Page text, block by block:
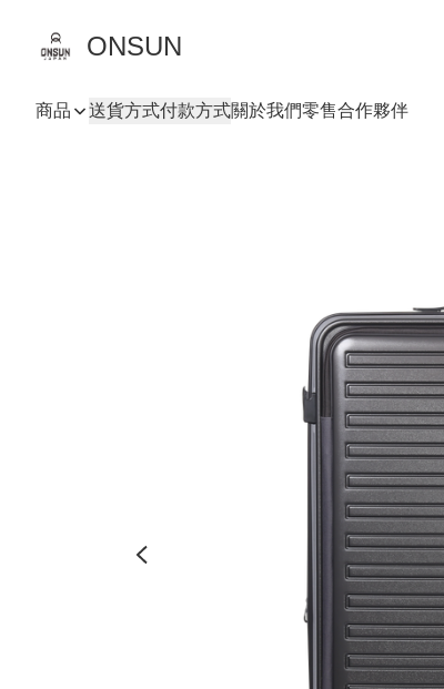
ONSUN
商品 送貨方式付款方式關於我們零售合作夥伴